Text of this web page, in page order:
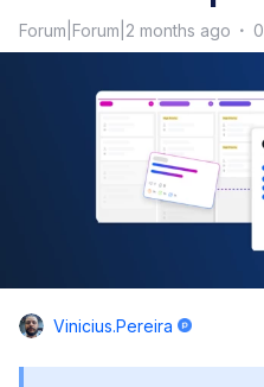
Forum|Forum|2 months ago
Vinicius.pereira